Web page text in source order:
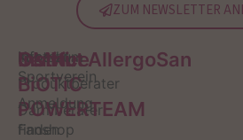
ZUM NEWSLETTER
Service
Kontakt
Produktberater
Darmberater
finden
OMNi-
BiOTiC
POWERTEAM
Infos zum
Sportverein
Anmeldung
Fanshop
Institut AllergoSan